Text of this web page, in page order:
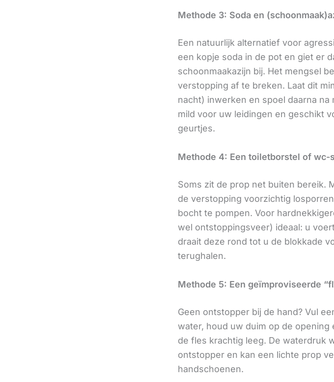
Methode 3: Soda en
Een natuurlijk alternatief voor
een kopje soda in de pot en giet er
schoonmaakazijn bij. Het mengsel
verstopping af te breken. Laat dit
nacht) inwerken en spoel daarna
mild voor uw leidingen en geschikt
geurtjes.
Methode 4: Een toiletborstel of wc-
Soms zit de prop net buiten bereik.
de verstopping voorzichtig
bocht te pompen. Voor
wel ontstoppingsveer) ideaal: u
draait deze rond tot u de blokkade
terughalen.
Methode 5: Een geïmproviseerde
Geen ontstopper bij de hand? Vul
water, houd uw duim op de opening
de fles krachtig leeg. De waterdruk
ontstopper en kan een lichte prop
handschoenen.